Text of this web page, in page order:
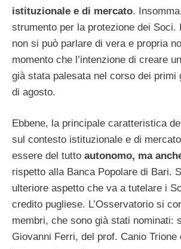
istituzionale e di mercato.
strumento per la protezione dei Soci.
non si può parlare di vera e propria
momento che l’intenzione di creare
già stata palesata nel corso dei primi
di agosto.
Ebbene, la principale caratteristica
sul contesto istituzionale e di
essere del tutto autonomo, ma
rispetto alla Banca Popolare di Bari.
ulteriore aspetto che va a tutelare i
credito pugliese. L’Osservatorio si
membri, che sono già stati nominati:
Giovanni Ferri, del prof. Canio Trione